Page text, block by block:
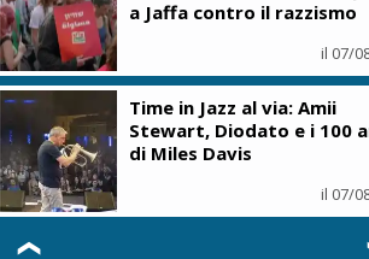
a Jaffa contro il razzismo
il 07/
Time in Jazz al via: Amii
Stewart, Diodato e i 100
di Miles Davis
il 07/
❮